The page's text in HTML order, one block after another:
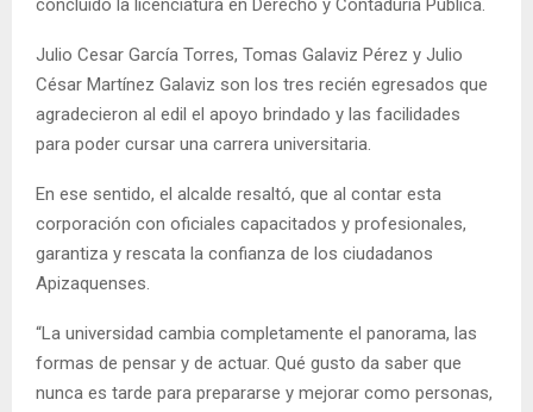
Julio Cesar García Torres, Tomas Galaviz Pérez y Julio
César Martínez Galaviz son los tres recién egresados que
agradecieron al edil el apoyo brindado y las facilidades
para poder cursar una carrera universitaria.
En ese sentido, el alcalde resaltó, que al contar esta
corporación con oficiales capacitados y profesionales,
garantiza y rescata la confianza de los ciudadanos
Apizaquenses.
“La universidad cambia completamente el panorama, las
formas de pensar y de actuar. Qué gusto da saber que
nunca es tarde para prepararse y mejorar como personas,